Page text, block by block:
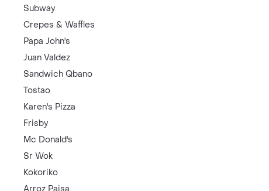
Subway
Crepes & Waffles
Papa John's
Juan Valdez
Sandwich Qbano
Tostao
Karen's Pizza
Frisby
Mc Donald's
Sr Wok
Kokoriko